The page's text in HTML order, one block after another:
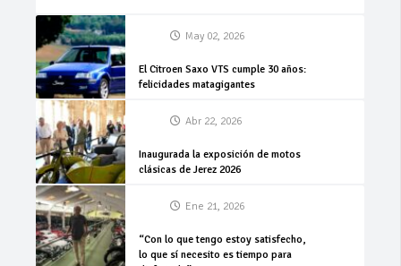
May 02, 2026
El Citroen Saxo VTS cumple 30 años:
felicidades matagigantes
Abr 22, 2026
Inaugurada la exposición de motos
clásicas de Jerez 2026
Ene 21, 2026
“Con lo que tengo estoy satisfecho,
lo que sí necesito es tiempo para